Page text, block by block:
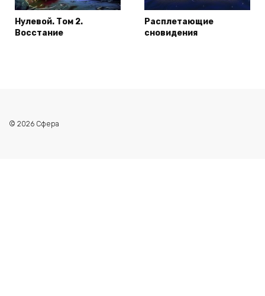
Нулевой. Том 2.
Восстание
Расплетающие
сновидения
© 2026 Сфера